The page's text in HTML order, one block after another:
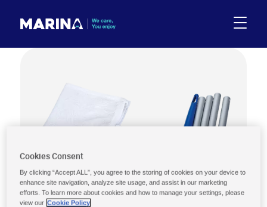
Cookies Consent
By clicking “Accept ALL”, you agree to the storing of cookies on your device to
enhance site navigation, analyze site usage, and assist in our marketing
efforts. To learn more about cookies and how to manage your settings, please
view our Cookie Policy